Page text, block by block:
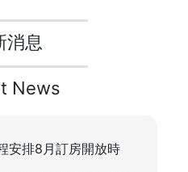
消息
News
安排8月訂房開放時